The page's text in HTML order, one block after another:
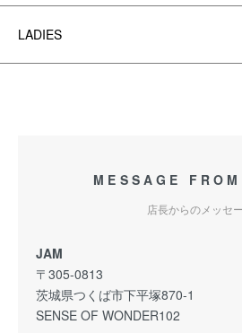
LADIES
MESSAGE
店長からのメッセ
JAM
〒305-0813
茨城県つくば市下平塚870-1
SENSE OF WONDER102